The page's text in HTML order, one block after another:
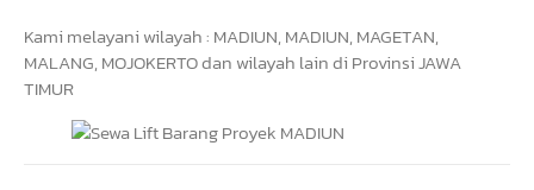
Kami melayani wilayah : MADIUN, MADIUN, MAGETAN,
MALANG, MOJOKERTO dan wilayah lain di Provinsi JAWA
TIMUR